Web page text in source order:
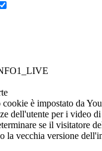
cookie è impostato da
dell'utente per i video
se il visitatore
la vecchia versione